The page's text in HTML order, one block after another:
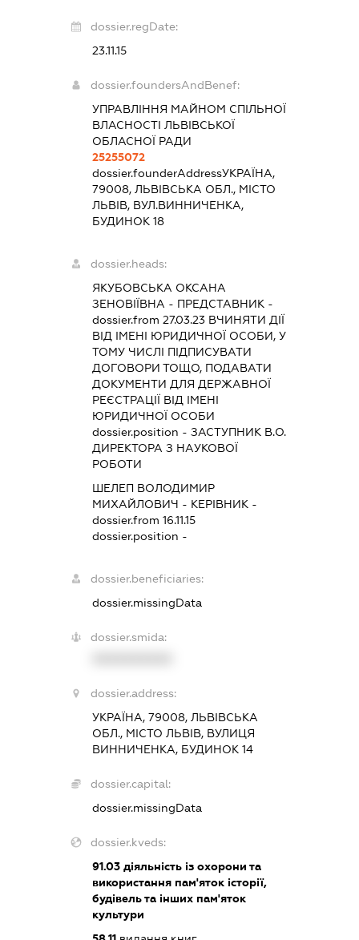
dossier.regDate:
23.11.15
dossier.foundersAndBenef:
УПРАВЛІННЯ МАЙНОМ СПІЛЬНОЇ
ВЛАСНОСТІ ЛЬВІВСЬКОЇ
ОБЛАСНОЇ РАДИ
25255072
dossier.founderAddressУКРАЇНА,
79008, ЛЬВІВСЬКА ОБЛ., МІСТО
ЛЬВІВ, ВУЛ.ВИННИЧЕНКА,
БУДИНОК 18
dossier.heads:
ЯКУБОВСЬКА ОКСАНА
ЗЕНОВІЇВНА - ПРЕДСТАВНИК -
dossier.from 27.03.23 ВЧИНЯТИ ДІЇ
ВІД ІМЕНІ ЮРИДИЧНОЇ ОСОБИ, У
ТОМУ ЧИСЛІ ПІДПИСУВАТИ
ДОГОВОРИ ТОЩО, ПОДАВАТИ
ДОКУМЕНТИ ДЛЯ ДЕРЖАВНОЇ
РЕЄСТРАЦІЇ ВІД ІМЕНІ
ЮРИДИЧНОЇ ОСОБИ
dossier.position - ЗАСТУПНИК В.О.
ДИРЕКТОРА З НАУКОВОЇ
РОБОТИ
ШЕЛЕП ВОЛОДИМИР
МИХАЙЛОВИЧ - КЕРІВНИК -
dossier.from 16.11.15
dossier.position -
dossier.beneficiaries:
dossier.missingData
dossier.smida:
dossier.address:
УКРАЇНА, 79008, ЛЬВІВСЬКА
ОБЛ., МІСТО ЛЬВІВ, ВУЛИЦЯ
ВИННИЧЕНКА, БУДИНОК 14
dossier.capital:
dossier.missingData
dossier.kveds:
91.03 діяльність із охорони та
використання пам'яток історії,
будівель та інших пам'яток
культури